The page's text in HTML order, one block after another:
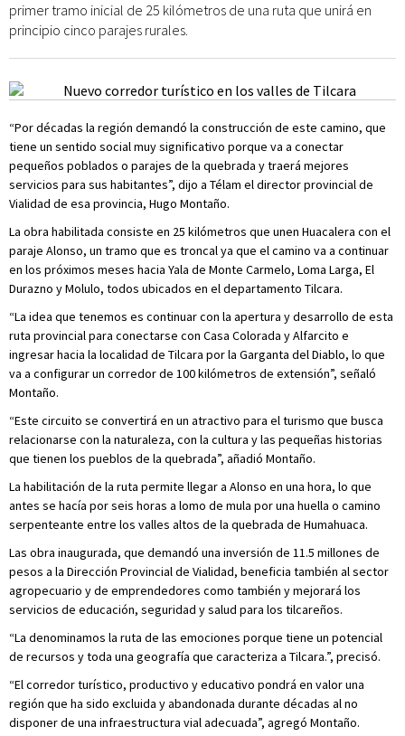
primer tramo inicial de 25 kilómetros de una ruta que unirá en
principio cinco parajes rurales.
“Por décadas la región demandó la construcción de este camino, que
tiene un sentido social muy significativo porque va a conectar
pequeños poblados o parajes de la quebrada y traerá mejores
servicios para sus habitantes”, dijo a Télam el director provincial de
Vialidad de esa provincia, Hugo Montaño.
La obra habilitada consiste en 25 kilómetros que unen Huacalera con el
paraje Alonso, un tramo que es troncal ya que el camino va a continuar
en los próximos meses hacia Yala de Monte Carmelo, Loma Larga, El
Durazno y Molulo, todos ubicados en el departamento Tilcara.
“La idea que tenemos es continuar con la apertura y desarrollo de esta
ruta provincial para conectarse con Casa Colorada y Alfarcito e
ingresar hacia la localidad de Tilcara por la Garganta del Diablo, lo que
va a configurar un corredor de 100 kilómetros de extensión”, señaló
Montaño.
“Este circuito se convertirá en un atractivo para el turismo que busca
relacionarse con la naturaleza, con la cultura y las pequeñas historias
que tienen los pueblos de la quebrada”, añadió Montaño.
La habilitación de la ruta permite llegar a Alonso en una hora, lo que
antes se hacía por seis horas a lomo de mula por una huella o camino
serpenteante entre los valles altos de la quebrada de Humahuaca.
Las obra inaugurada, que demandó una inversión de 11.5 millones de
pesos a la Dirección Provincial de Vialidad, beneficia también al sector
agropecuario y de emprendedores como también y mejorará los
servicios de educación, seguridad y salud para los tilcareños.
“La denominamos la ruta de las emociones porque tiene un potencial
de recursos y toda una geografía que caracteriza a Tilcara.”, precisó.
“El corredor turístico, productivo y educativo pondrá en valor una
región que ha sido excluida y abandonada durante décadas al no
disponer de una infraestructura vial adecuada”, agregó Montaño.